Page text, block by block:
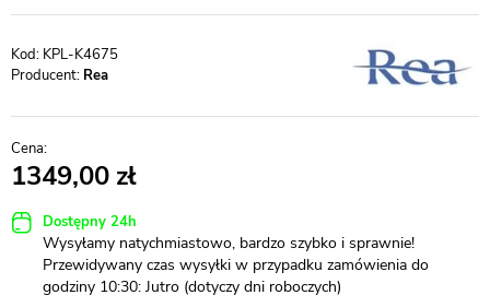
KPL-K4675
Producent: Rea
1349,00
Dostępny 24h
Wysyłamy natychmiastowo, bardzo szybko i sprawnie!
Przewidywany czas wysyłki w przypadku zamówienia do
godziny 10:30: Jutro (dotyczy dni roboczych)